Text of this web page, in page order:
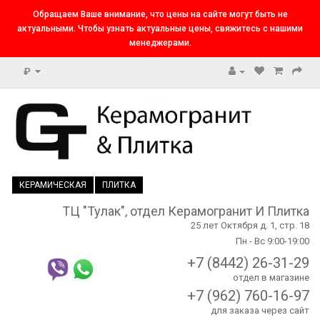
Обращаем Ваше внимание, что цены на сайте могут быть не
актуальными. Чтобы узнать актуальные цены, свяжитесь с нашими
менеджерами.
₽
КЕРАМИЧЕСКАЯ ПЛИТКА
ТЦ "Тулак", отдел Керамогранит И Плитка
25 лет Октября д. 1, стр. 18
Пн - Вс 9:00-19:00
+7 (8442) 26-31-29
отдел в магазине
+7 (962) 760-16-97
для заказа через сайт